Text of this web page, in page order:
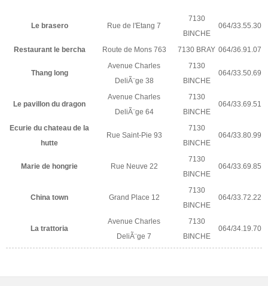
Le brasero Rue de l'Etang 7
7130
BINCHE
064/33.55.30
Restaurant le bercha Route de Mons 763 7130 BRAY 064/36.91.07
Thang long
Avenue Charles
DeliÃ¨ge 38
7130
BINCHE
064/33.50.69
Le pavillon du dragon
Avenue Charles
DeliÃ¨ge 64
7130
BINCHE
064/33.69.51
Ecurie du chateau de la
hutte
Rue Saint-Pie 93
7130
BINCHE
064/33.80.99
Marie de hongrie Rue Neuve 22
7130
BINCHE
064/33.69.85
China town Grand Place 12
7130
BINCHE
064/33.72.22
La trattoria
Avenue Charles
DeliÃ¨ge 7
7130
BINCHE
064/34.19.70